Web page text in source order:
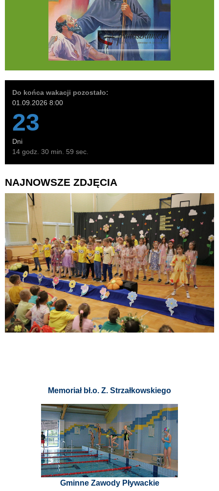
Do końca wakacji pozostało:
01.09.2026 8:00
23
Dni
14 godz. 30 min. 57 sec.
NAJNOWSZE ZDJĘCIA
Memoriał bł.o. Z. Strzałkowskiego
Gminne Zawody Pływackie